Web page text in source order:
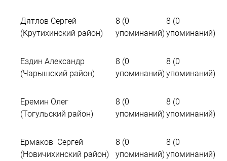
Дятлов Сергей
(Крутихинский район)
8 (0
упоминаний)
8 (0
упоминаний)
Ездин Александр
(Чарышский район)
8 (0
упоминаний)
8 (0
упоминаний)
Еремин Олег
(Тогульский район)
8 (0
упоминаний)
8 (0
упоминаний)
Ермаков Сергей
(Новичихинский район)
8 (0
упоминаний)
8 (0
упоминаний)